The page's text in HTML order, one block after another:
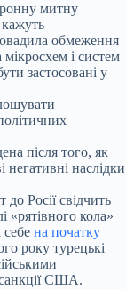
митну
обмеження
і систем
застосовані у
після того, як
наслідки
Росії свідчить
«рятівного кола»
себе на початку
року турецькі
США.